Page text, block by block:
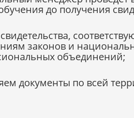
до получения
законов и
объединений;
документы по всей